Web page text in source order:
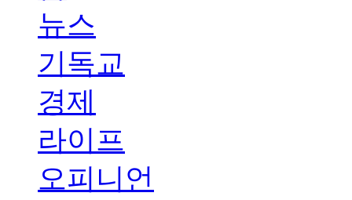
뉴스
기독교
경제
라이프
오피니언